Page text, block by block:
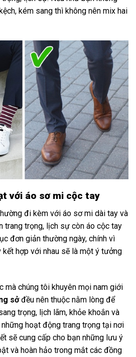
kém sang thì không nên mix hai
với áo sơ mi cộc tay
đi kèm với áo sơ mi dài tay và
trang trọng, lịch sự còn áo cộc tay
đơn giản thường ngày, chính vì
kết hợp với nhau sẽ là một ý tưởng
mà chúng tôi khuyên mọi nam giới
sởđều nên thuộc nằm lòng để
trọng, lịch lãm, khỏe khoắn và
hoạt động trang trọng tại nơi
sẽ cung cấp cho bạn những lưu ý
và hoàn hảo trong mắt các đồng